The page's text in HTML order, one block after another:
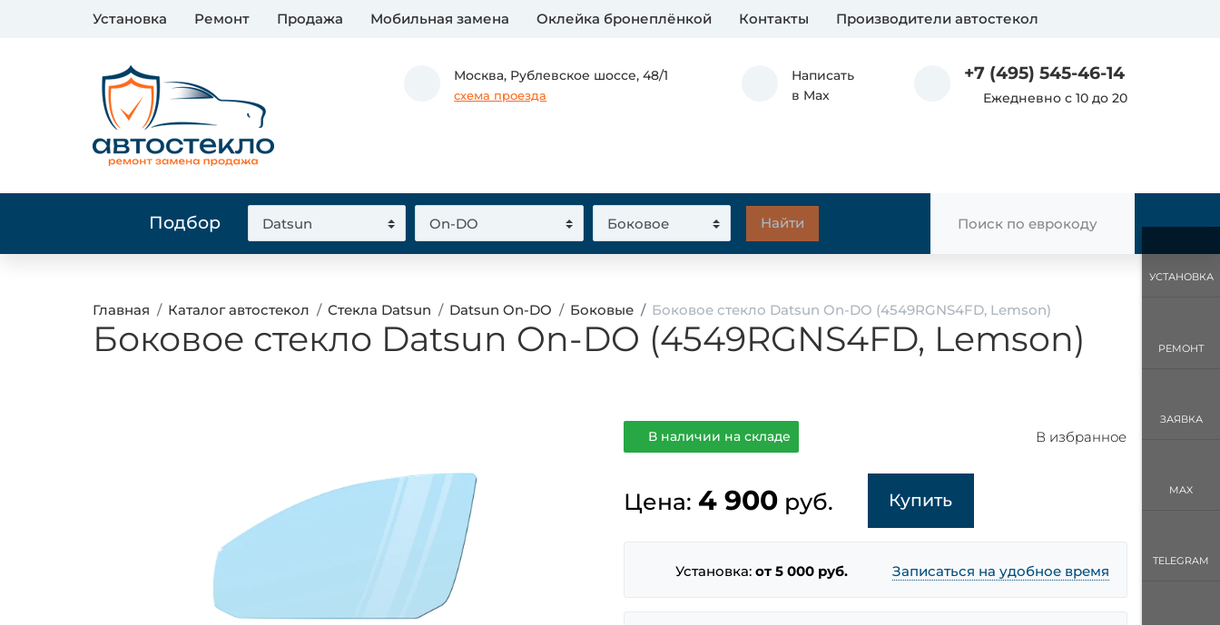
Установка Ремонт Продажа Мобильная замена Оклейка бронеплёнкой Контакты Производители автостекол
Москва, Рублевское шоссе, 48/1
схема проезда
Написать
в Max
+7 (495) 545-46-14
Ежедневно с 10 до 20
Подбор
Главная Каталог автостекол Стекла Datsun Datsun On-DO Боковые Боковое стекло Datsun On-DO (4549RGNS4FD, Lemson)
Боковое стекло Datsun On-DO (4549RGNS4FD, Lemson)
В наличии на складе В избранное
Цена: 4 900 руб. Купить
Установка:от 5 000 руб. Записаться на удобное время
УСТАНОВКА
РЕМОНТ
ЗАЯВКА
MAX
TELEGRAM